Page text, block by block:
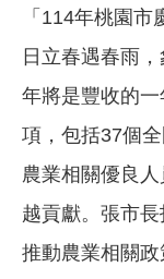
「114年桃園
日立春遇春雨
年將是豐收的
項，包括37個
農業相關優良
越貢獻。張市
推動農業相關政